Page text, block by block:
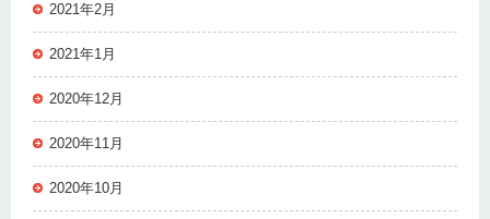
2021年2月
2021年1月
2020年12月
2020年11月
2020年10月